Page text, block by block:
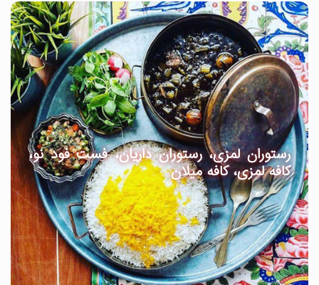
رستوران لمزی، رستوران داریان، فست فود نو،
کافه لمزی، کافه میلان